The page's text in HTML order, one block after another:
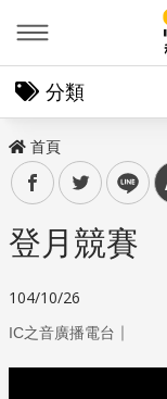
分類
首頁
facebooktwitter line
登月競賽
104/10/26
IC之音廣播電台 ｜